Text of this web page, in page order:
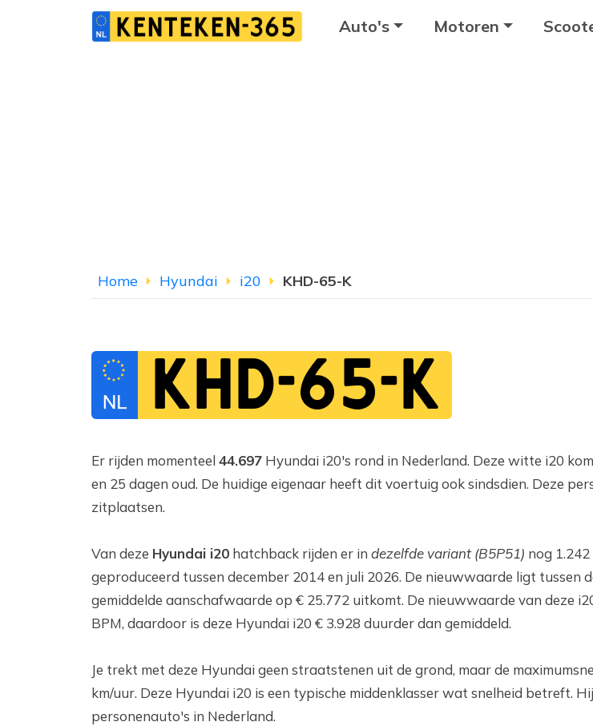
Auto's Motoren
Home Hyundai i20 KHD-65-K
KHD-65-K
Er rijden momenteel 44.697 Hyundai i20's rond in Nederland. Deze witte i20
en 25 dagen oud. De huidige eigenaar heeft dit voertuig ook sindsdien. Deze
zitplaatsen.
Van deze Hyundai i20 hatchback rijden er in dezelfde variant (B5P51) nog
geproduceerd tussen december 2014 en juli 2026. De nieuwwaarde ligt tussen
gemiddelde aanschafwaarde op € 25.772 uitkomt. De nieuwwaarde van deze
BPM, daardoor is deze Hyundai i20 € 3.928 duurder dan gemiddeld.
Je trekt met deze Hyundai geen straatstenen uit de grond, maar de
km/uur. Deze Hyundai i20 is een typische middenklasser wat snelheid betreft.
personenauto's in Nederland.